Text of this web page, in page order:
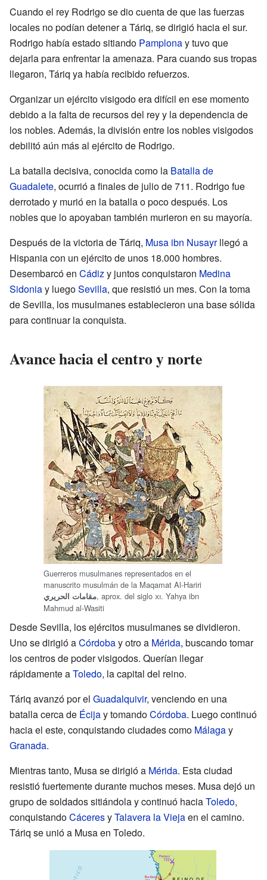
Cuando el rey Rodrigo se dio cuenta de que las fuerzas
locales no podían detener a Táriq, se dirigió hacia el sur.
Rodrigo había estado sitiando Pamplonay tuvo que
dejarla para enfrentar la amenaza. Para cuando sus tropas
llegaron, Táriq ya había recibido refuerzos.
Organizar un ejército visigodo era difícil en ese momento
debido a la falta de recursos del rey y la dependencia de
los nobles. Además, la división entre los nobles visigodos
debilitó aún más al ejército de Rodrigo.
La batalla decisiva, conocida como la Batalla de
Guadalete, ocurrió a finales de julio de 711. Rodrigo fue
derrotado y murió en la batalla o poco después. Los
nobles que lo apoyaban también murieron en su mayoría.
Después de la victoria de Táriq, Musa ibn Nusayrllegó a
Hispania con un ejército de unos 18.000 hombres.
Desembarcó en Cádizy juntos conquistaron Medina
Sidoniay luegoSevilla, que resistió un mes. Con la toma
de Sevilla, los musulmanes establecieron una base sólida
para continuar la conquista.
Avance hacia el centro y norte
Guerreros musulmanes representados en el
manuscrito musulmán de la Maqamat Al-Hariri
مقامات الحريري, aprox. del siglo xi. Yahya ibn
Mahmud al-Wasiti
Desde Sevilla, los ejércitos musulmanes se dividieron.
Uno se dirigió aCórdobay otro a Mérida, buscando tomar
los centros de poder visigodos. Querían llegar
rápidamente aToledo, la capital del reino.
Táriq avanzó por el Guadalquivir, venciendo en una
batalla cerca de Écijay tomandoCórdoba. Luego continuó
hacia el este, conquistando ciudades como Málagay
Granada.
Mientras tanto, Musa se dirigió a Mérida. Esta ciudad
resistió fuertemente durante muchos meses. Musa dejó un
grupo de soldados sitiándola y continuó haciaToledo,
conquistandoCáceresyTalavera la Viejaen el camino.
Táriq se unió a Musa en Toledo.